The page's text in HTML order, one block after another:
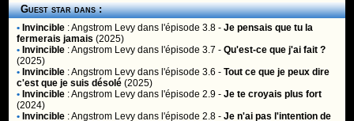
Guest star dans :
• Invincible :Angstrom Levy dans l'épisode 3.8 -Je pensais que tu la
fermerais jamais (2025)
• Invincible :Angstrom Levy dans l'épisode 3.7 -Qu'est-ce que j'ai fait ?
(2025)
• Invincible :Angstrom Levy dans l'épisode 3.6 -Tout ce que je peux dire
c'est que je suis désolé (2025)
• Invincible :Angstrom Levy dans l'épisode 2.9 -Je te croyais plus fort
(2024)
• Invincible :Angstrom Levy dans l'épisode 2.8 -Je n'ai pas l'intention de